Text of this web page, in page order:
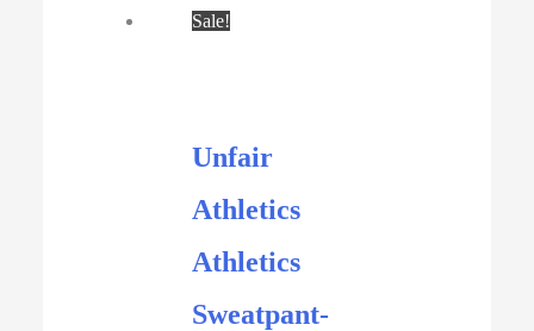
Sale!
Unfair
Athletics
Athletics
Sweatpant-